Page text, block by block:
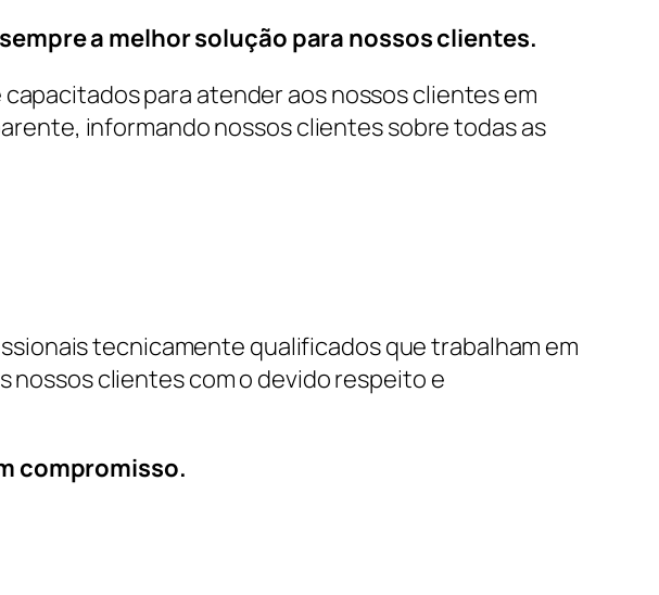
a melhor solução para nossos clientes.
para atender aos nossos clientes em
informando nossos clientes sobre todas as
tecnicamente qualificados que trabalham em
nossos clientes com o devido respeito e
compromisso.